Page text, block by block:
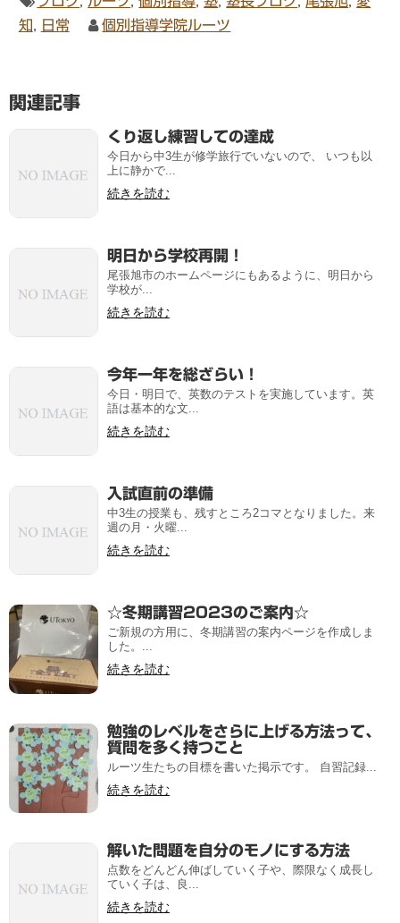
知
日常 個別指導学院ルーツ
関連記事
くり返し練習しての達成
今日から中3生が修学旅行でいないので、 いつも以
上に静かで...
続きを読む
明日から学校再開！
尾張旭市のホームページにもあるように、明日から
学校が...
続きを読む
今年一年を総ざらい！
今日・明日で、英数のテストを実施しています。英
語は基本的な文...
続きを読む
入試直前の準備
中3生の授業も、残すところ2コマとなりました。来
週の月・火曜...
続きを読む
☆冬期講習2023のご案内☆
ご新規の方用に、冬期講習の案内ページを作成しま
した。...
続きを読む
勉強のレベルをさらに上げる方法って、
質問を多く持つこと
ルーツ生たちの目標を書いた掲示です。 自習記録...
続きを読む
解いた問題を自分のモノにする方法
点数をどんどん伸ばしていく子や、際限なく成長し
ていく子は、良...
続きを読む